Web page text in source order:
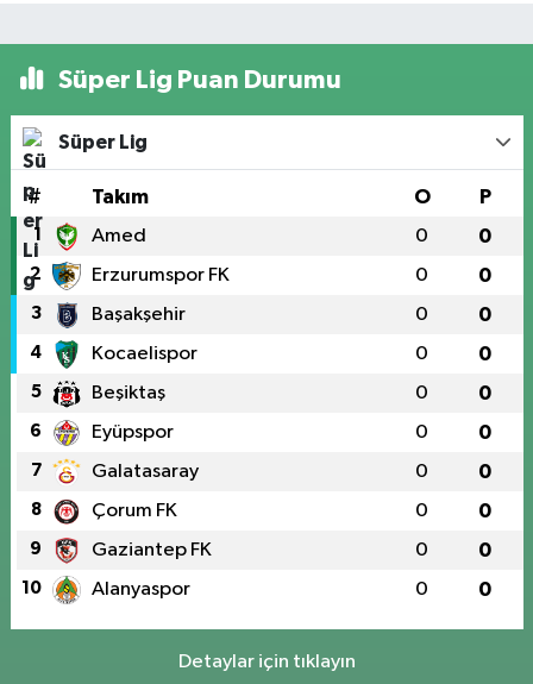
Süper Lig Puan Durumu
Süper Lig
# Takım O P
1 Amed 0 0
2 Erzurumspor FK 0 0
3 Başakşehir 0 0
4 Kocaelispor 0 0
5 Beşiktaş 0 0
6 Eyüpspor 0 0
7 Galatasaray 0 0
8 Çorum FK 0 0
9 Gaziantep FK 0 0
10 Alanyaspor 0 0
Detaylar için tıklayın